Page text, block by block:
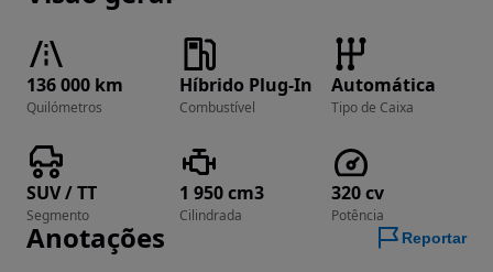
136 000 km
Quilómetros
Híbrido Plug-In
Combustível
Automática
Tipo de Caixa
SUV / TT
Segmento
1 950 cm3
Cilindrada
320 cv
Potência
Anotações Reportar